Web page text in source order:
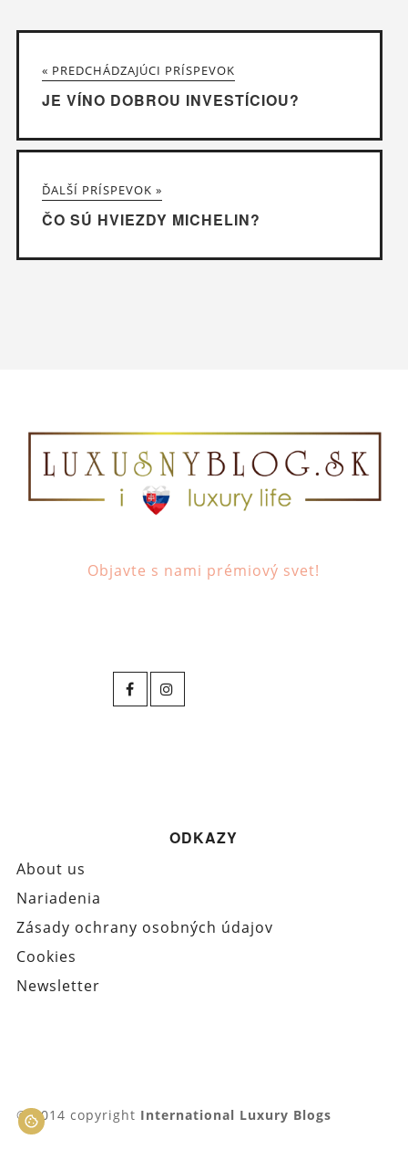
« PREDCHÁDZAJÚCI PRÍSPEVOK
JE VÍNO DOBROU INVESTÍCIOU?
ĎALŠÍ PRÍSPEVOK »
ČO SÚ HVIEZDY MICHELIN?
Objavte s nami prémiový svet!
ODKAZY
About us
Nariadenia
Zásady ochrany osobných údajov
Cookies
Newsletter
© 2014 copyright International Luxury Blogs